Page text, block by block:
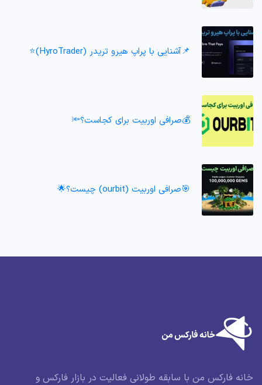
📌آشنایی با پراپ هیرو تریدر (HyroTrader)⭐️
💰صرافی اوربیت برای کجاست؟🔦
🎯صرافی اوربیت (ourbit) چیست؟🌟
خانه فارکس من با سابقه طولانی فعالیت در بازار فارکس و